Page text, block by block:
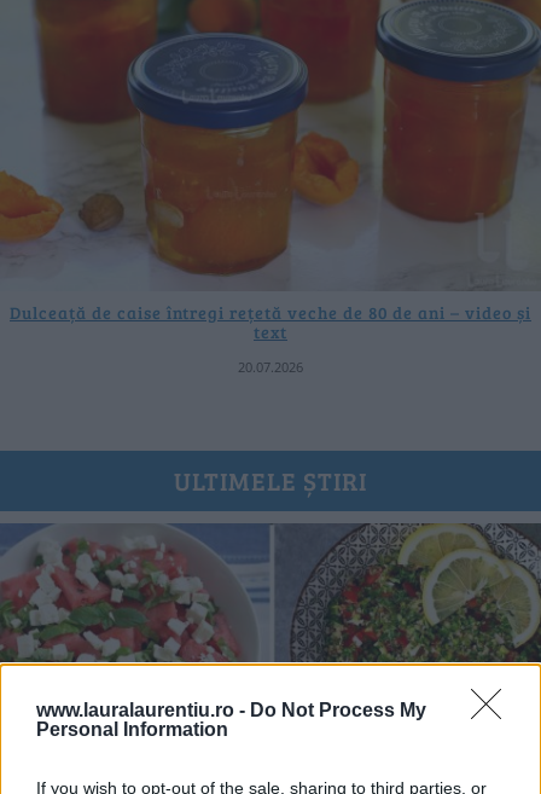
www.lauralaurentiu.ro - Do Not Process My
Personal Information
If you wish to opt-out of the sale, sharing to third parties, or
Dulceață de caise întregi rețetă veche de 80 de ani – video și
text
20.07.2026
ULTIMELE ȘTIRI